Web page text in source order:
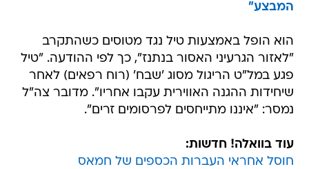
המבצע"
הוא הופל באמצעות טיל נגד מטוסים כשהתקרב
"לאזור הגרעיני האסור בנתנז", כך לפי ההודעה. "טיל
פגע במל"ט הריגול מסוג 'שבח' (רוח רפאים) לאחר
שיחידות ההגנה האווירית עקבו אחריו". מדובר צה"ל
נמסר: "איננו מתייחסים לפרסומים זרים".
עוד בוואלה! חדשות:
חוסל אחראי העברות הכספים של חמאס